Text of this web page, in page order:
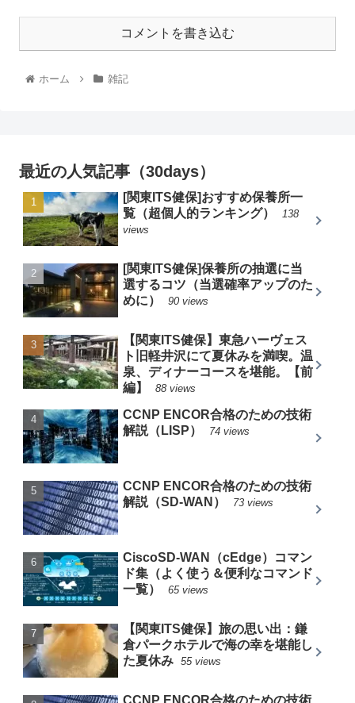
コメントを書き込む
ホーム 雑記
最近の人気記事（30days）
[関東ITS健保]おすすめ保養所一
覧（超個人的ランキング）
138
views
[関東ITS健保]保養所の抽選に当
選するコツ（当選確率アップのた
めに）
90 views
【関東ITS健保】東急ハーヴェス
ト旧軽井沢にて夏休みを満喫。温
泉、ディナーコースを堪能。【前
編】
88 views
CCNP ENCOR合格のための技術
解説（LISP）
74 views
CCNP ENCOR合格のための技術
解説（SD-WAN）
73 views
CiscoSD-WAN（cEdge）コマン
ド集（よく使う＆便利なコマンド
一覧）
65 views
【関東ITS健保】旅の思い出：鎌
倉パークホテルで海の幸を堪能し
た夏休み
55 views